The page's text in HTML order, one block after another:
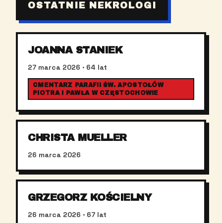
OSTATNIE NEKROLOGI
JOANNA STANIEK
27 marca 2026 · 64 lat
CMENTARZ PARAFII ŚW. APOSTOŁÓW
PIOTRA I PAWŁA W CZĘSTOCHOWIE
CHRISTA MUELLER
26 marca 2026
GRZEGORZ KOŚCIELNY
26 marca 2026 · 67 lat